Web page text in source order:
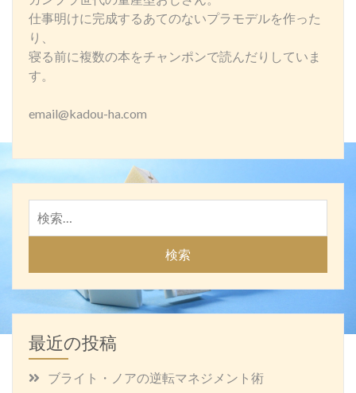
仕事明けに完成するあてのないプラモデルを作った
り、
寝る前に複数の本をチャンポンで読んだりしていま
す。
email@kadou-ha.com
索:
最近の投稿
ブライト・ノアの逆転マネジメント術